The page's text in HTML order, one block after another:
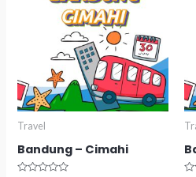
Travel
Bandung – Cimahi